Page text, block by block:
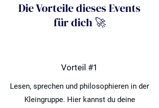
Die Vorteile dieses Events
für dich 🚀
Vorteil #1
Lesen, sprechen und philosophieren in der
Kleingruppe. Hier kannst du deine